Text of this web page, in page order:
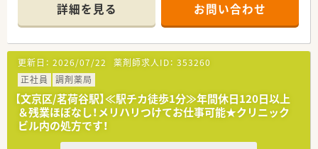
【店舗情報と応需状況について】
■西日暮里駅から徒歩5分の便利な立地にあり、毎日の通勤負担
も少なく快適に通うことができる環境です。
■皮膚科や耳鼻科や眼科を中心に応需しており、1日あたり約
100枚の処方箋に対応するやりがいのある職場です。
■常勤薬剤師6名と事務スタッフ4名が在籍しており、居宅の在
宅業務にも対応する充実した人員体制を敷いています。
【職場環境と雰囲気】
■優しくふんわりとした雰囲気の薬局であり、ノルマなどもなく
ノビノビと成長できる働きやすい社風が魅力です。
詳細を見る お問い合わせ
更新日： 2026/07/22 薬剤師求人ID： 353260
正社員
調剤薬局
【文京区/茗荷谷駅】≪駅チカ徒歩1分≫年間休日120日以上
＆残業ほぼなし！メリハリつけてお仕事可能★クリニック
ビル内の処方です！